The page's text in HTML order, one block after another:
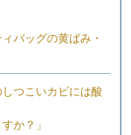
バッグの黄ばみ・
つこいカビには酸
か？」